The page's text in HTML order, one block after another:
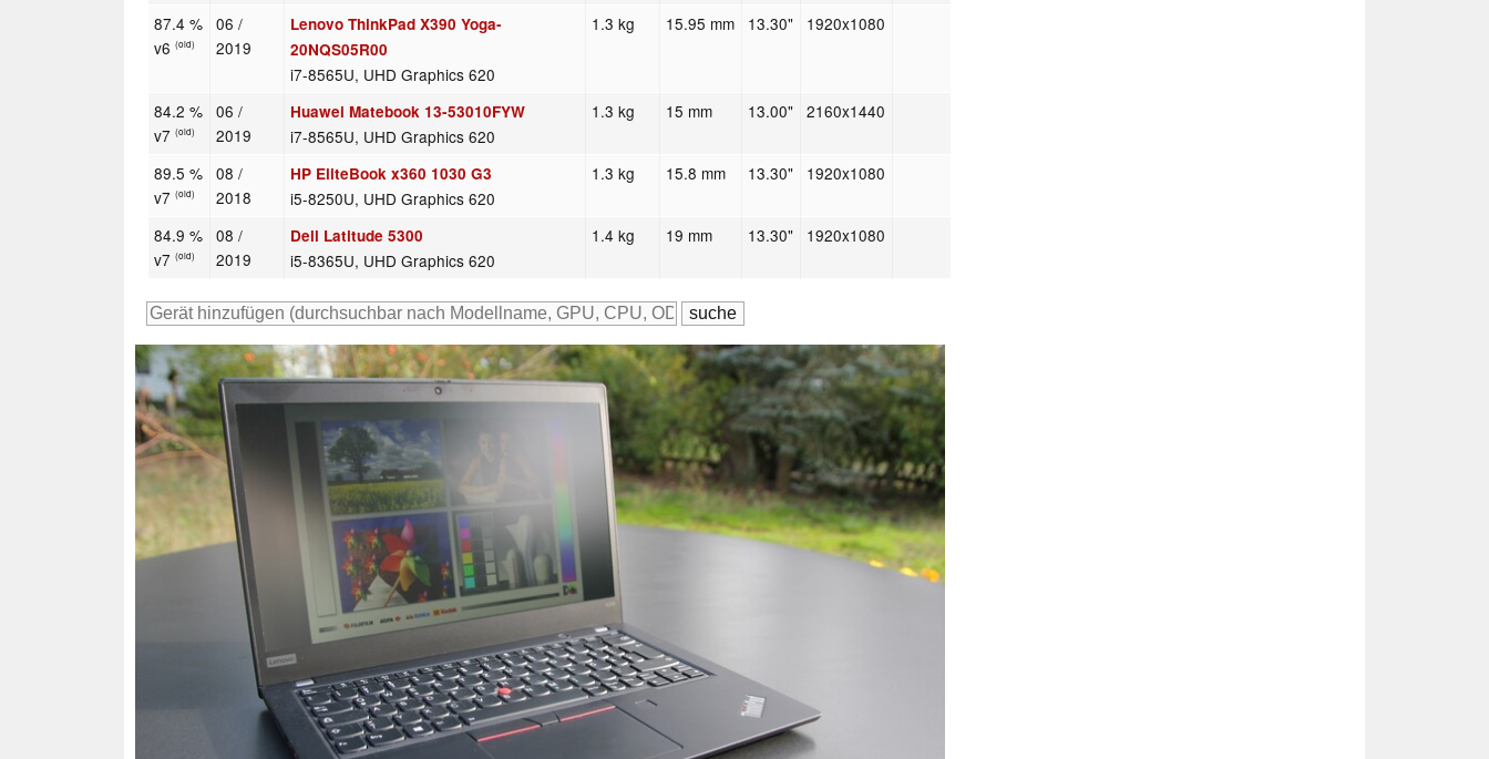
87.4 %
v6(old)
06 /
2019
Lenovo ThinkPad X390 Yoga-
20NQS05R00
i7-8565U, UHD Graphics 620
1.3 kg 15.95 mm 13.30" 1920x1080
84.2 %
v7(old)
06 /
2019
Huawei Matebook 13-53010FYW
i7-8565U, UHD Graphics 620
1.3 kg 15 mm 13.00" 2160x1440
89.5 %
v7(old)
08 /
2018
HP EliteBook x360 1030 G3
i5-8250U, UHD Graphics 620
1.3 kg 15.8 mm 13.30" 1920x1080
84.9 %
v7(old)
08 /
2019
Dell Latitude 5300
i5-8365U, UHD Graphics 620
1.4 kg 19 mm 13.30" 1920x1080